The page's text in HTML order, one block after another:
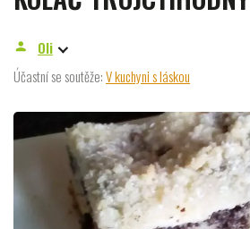
person
Oli
Účastní se soutěže:V kuchyni s láskou